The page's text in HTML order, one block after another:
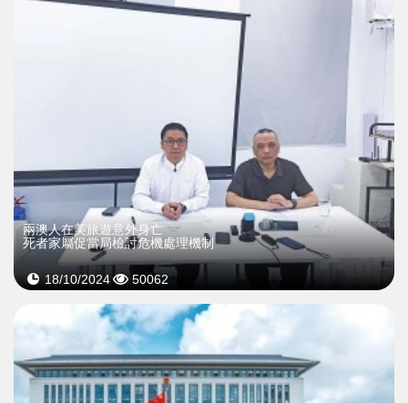
兩澳人在美旅遊意外身亡
死者家屬促當局檢討危機處理機制
18/10/2024 50062